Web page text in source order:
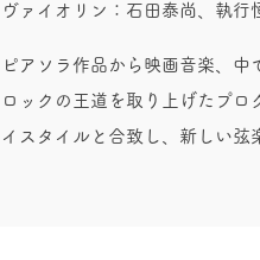
ヴァイオリン：石田泰尚、執
ピアソラ作品から映画音楽、
ロックの 王道を取り上げたプロ
イスタイルと合致し、新しい弦